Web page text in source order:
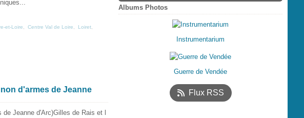
et-Loire Centre Val de Loire Loiret
d'armes de Jeanne
Gilles de Rais et l
Albums Photos
Instrumentarium
Guerre de Vendée
Flux RSS